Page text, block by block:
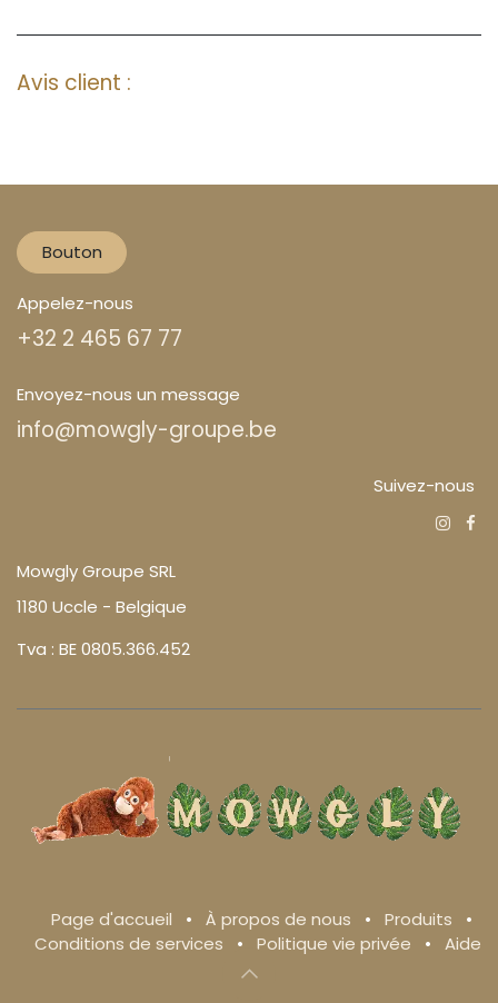
Avis client :
Bouton
Appelez-nous
+32 2 465 67 77
Envoyez-nous un message
info@mowgly-groupe.be
Suivez-nous
Mowgly Groupe SRL
1180 Uccle - Belgique
Tva : BE 0805.366.452
Page d'accueil • À propos de nous • Produits
•
Conditions de services
• Politique vie privée • Aide